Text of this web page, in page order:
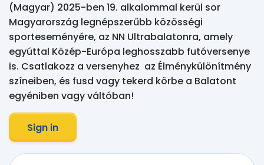
(Magyar) 2025-ben 19. alkalommal kerül sor
Magyarország legnépszerűbb közösségi
sporteseményére, az NN Ultrabalatonra, amely
egyúttal Közép-Európa leghosszabb futóversenye
is. Csatlakozz a versenyhez  az Élménykülönítmény
színeiben, és fusd vagy tekerd körbe a Balatont
egyéniben vagy váltóban!
Sign in